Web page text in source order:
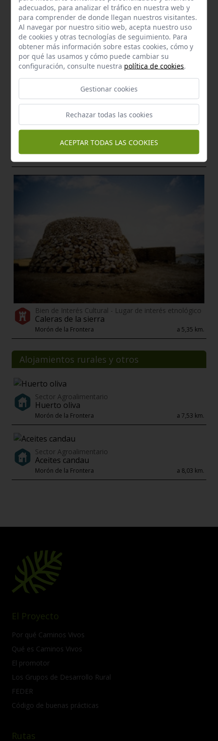
Enclave de interés Cultural
Museo de la cal de morón de la frontera
Bien de Interés Cultural - Lugar de interés etnológico
Caleras de la sierra
Morón de la Frontera a 5,35 km.
Alojamientos rurales y otros
Sector Agroalimentario
Huerto oliva
Morón de la Frontera a 7,53 km.
Sector Agroalimentario
Aceites candau
Morón de la Frontera a 8,03 km.
El Proyecto
Por qué Caminos Vivos
Qué es Caminos Vivos
El promotor
Los Grupos de Desarrollo Rural
FEDER
Código de buenas prácticas
Rutas
adecuados, para analizar el tráfico en nuestra web y
para comprender de donde llegan nuestros visitantes.
Al navegar por nuestro sitio web, acepta nuestro uso
de cookies y otras tecnologías de seguimiento. Para
obtener más información sobre estas cookies, cómo y
por qué las usamos y cómo puede cambiar su
configuración, consulte nuestra política de cookies.
Gestionar cookies
Rechazar todas las cookies
ACEPTAR TODAS LAS COOKIES